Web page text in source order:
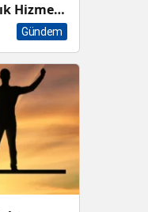
Hizmeti
Gündem